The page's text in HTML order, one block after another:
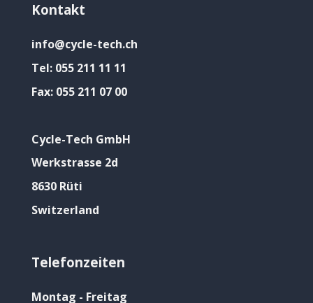
Kontakt
info@cycle-tech.ch
Tel: 055 211 11 11
Fax: 055 211 07 00
Cycle-Tech GmbH
Werkstrasse 2d
8630 Rüti
Switzerland
Telefonzeiten
Montag - Freitag